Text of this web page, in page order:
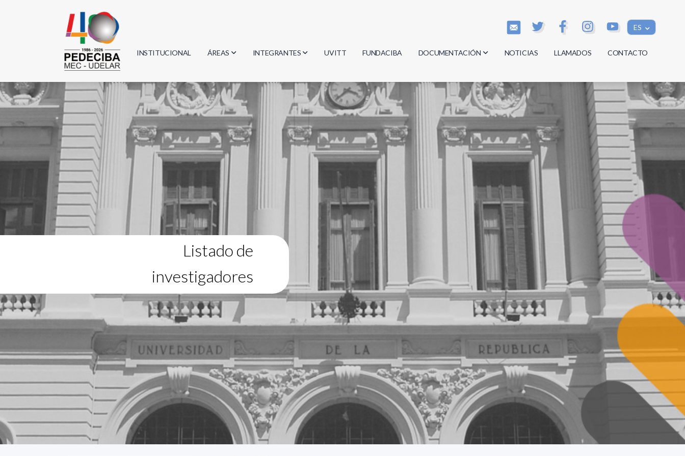
ES
INSTITUCIONAL ÁREAS
Biología
Física
Informática
Matemática
INTEGRANTES
Investigadores
Estudiantes
Egresados
UVITT FUNDACIBA DOCUMENTACIÓN
Actas
Reglamentos
Documentos
NOTICIAS LLAMADOS CONTACTO
Listado de
investigadores